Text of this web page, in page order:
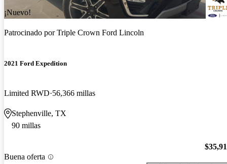
¡Nuevo!
Patrocinado porTriple Crown Ford Lincoln
2021 Ford Expedition
Limited RWD 56,366 millas
Stephenville, TX
90 millas
Buena oferta